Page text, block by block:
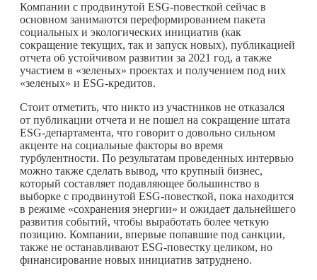
Компании с продвинутой ESG-повесткой сейчас в
основном занимаются переформированием пакета
социальных и экологических инициатив (как
сокращение текущих, так и запуск новых), публикацией
отчета об устойчивом развитии за 2021 год, а также
участием в «зеленых» проектах и получением под них
«зеленых» и ESG-кредитов.
Стоит отметить, что никто из участников не отказался
от публикации отчета и не пошел на сокращение штата
ESG-департамента, что говорит о довольно сильном
акценте на социальные факторы во время
турбулентности. По результатам проведенных интервью
можно также сделать вывод, что крупный бизнес,
который составляет подавляющее большинство в
выборке с продвинутой ESG-повесткой, пока находится
в режиме «сохранения энергии» и ожидает дальнейшего
развития событий, чтобы выработать более четкую
позицию. Компании, впервые попавшие под санкции,
также не останавливают ESG-повестку целиком, но
финансирование новых инициатив затруднено.